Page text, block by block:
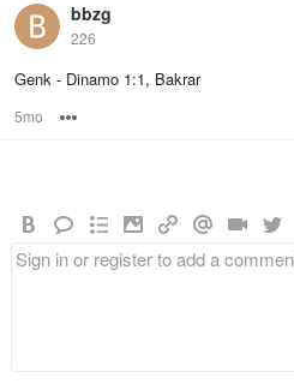
bbzg
226
Genk - Dinamo 1:1, Bakrar
5mo